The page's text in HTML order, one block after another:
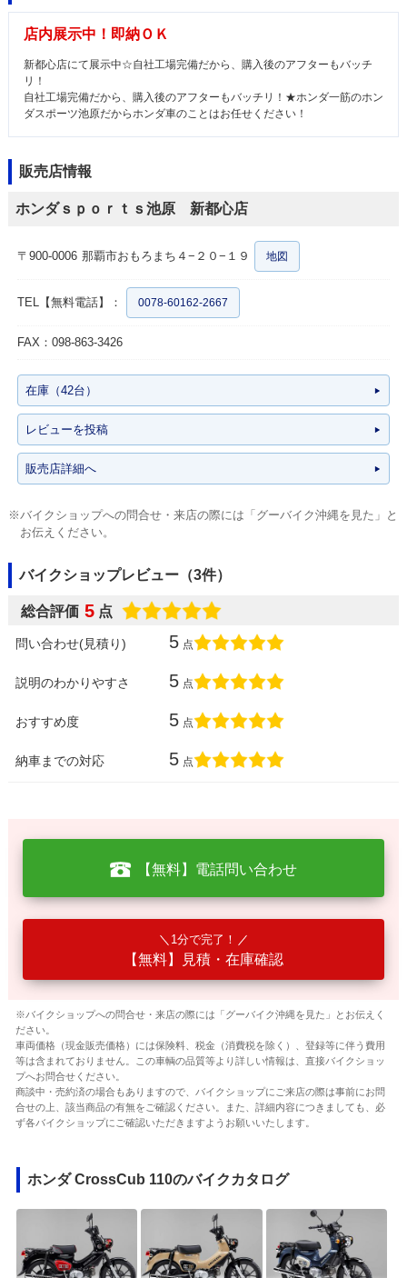
店内展示中！即納ＯＫ
新都心店にて展示中☆自社工場完備だから、購入後のアフターもバッチ
リ！
自社工場完備だから、購入後のアフターもバッチリ！★ホンダ一筋のホン
ダスポーツ池原だからホンダ車のことはお任せください！
販売店情報
ホンダｓｐｏｒｔｓ池原 新都心店
〒900-0006 那覇市おもろまち４−２０−１９ 地図
TEL【無料電話】： 0078-60162-2667
FAX：098-863-3426
在庫（42台）
レビューを投稿
販売店詳細へ
※バイクショップへの問合せ・来店の際には「グーバイク沖縄を見た」と
お伝えください。
バイクショップレビュー（3件）
総合評価 5 点
問い合わせ(見積り) 5 点
説明のわかりやすさ 5 点
おすすめ度 5 点
納車までの対応 5 点
【無料】電話問い合わせ
1分で完了！
【無料】見積・在庫確認
※バイクショップへの問合せ・来店の際には「グーバイク沖縄を見た」とお伝えく
ださい。
車両価格（現金販売価格）には保険料、税金（消費税を除く）、登録等に伴う費用
等は含まれておりません。この車輌の品質等より詳しい情報は、直接バイクショッ
プへお問合せください。
商談中・売約済の場合もありますので、バイクショップにご来店の際は事前にお問
合せの上、該当商品の有無をご確認ください。また、詳細内容につきましても、必
ず各バイクショップにご確認いただきますようお願いいたします。
ホンダ CrossCub 110のバイクカタログ